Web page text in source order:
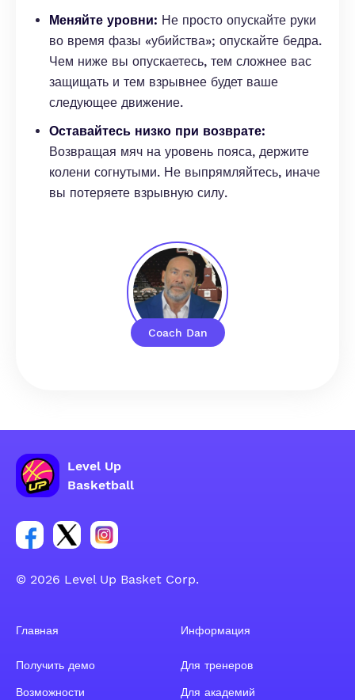
Coach Dan
Меняйте уровни: Не просто опускайте руки
во время фазы «убийства»; опускайте бедра.
Чем ниже вы опускаетесь, тем сложнее вас
защищать и тем взрывнее будет ваше
следующее движение.
Оставайтесь низко при возврате:
Возвращая мяч на уровень пояса, держите
колени согнутыми. Не выпрямляйтесь, иначе
вы потеряете взрывную силу.
Level Up
Basketball
Ссылка на группу Facebook
Ссылка на группу Tweeter
Ссылка на группу Instagram
© 2026 Level Up Basket Corp.
Главная
Получить демо
Возможности
Информация
Для тренеров
Для академий